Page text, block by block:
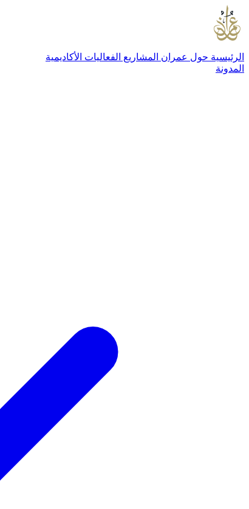
الرئيسية حول عمران المشاريع الفعاليات الأكاديمية
المدونة